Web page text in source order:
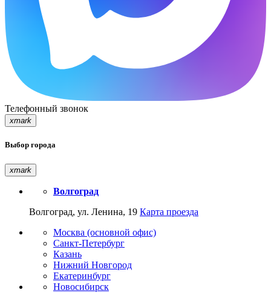
Телефонный звонок
xmark
Выбор города
xmark
Волгоград
Волгоград, ул. Ленина, 19 Карта проезда
Москва (основной офис)
Санкт-Петербург
Казань
Нижний Новгород
Екатеринбург
Новосибирск